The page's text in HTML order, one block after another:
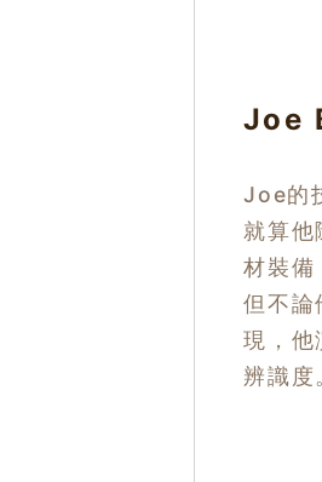
Joe
Joe的
就算他
材裝備
但不論
現，他
辨識度